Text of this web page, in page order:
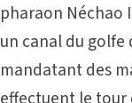
pharaon Néchao
un canal du golfe
mandatant des